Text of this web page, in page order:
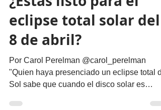
Videos
¿Estás listo para el
eclipse total solar del
8 de abril?
Por Carol Perelman @carol_perelman
"Quien haya presenciado un eclipse total